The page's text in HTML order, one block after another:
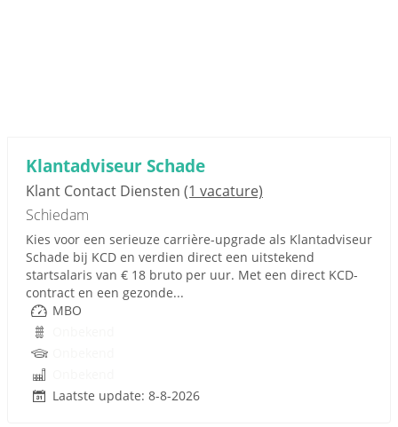
Klantadviseur Schade
Klant Contact Diensten (1 vacature)
Schiedam
Kies voor een serieuze carrière-upgrade als Klantadviseur
Schade bij KCD en verdien direct een uitstekend
startsalaris van € 18 bruto per uur. Met een direct KCD-
contract en een gezonde...
MBO
Laatste update: 8-8-2026